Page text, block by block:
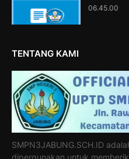
06.45.00
TENTANG KAMI
SMPN3JABUNG.SCH.ID
dipergunakan untuk